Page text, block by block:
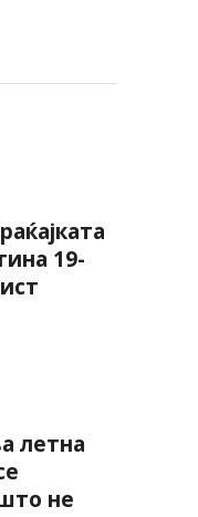
19-
летна
не